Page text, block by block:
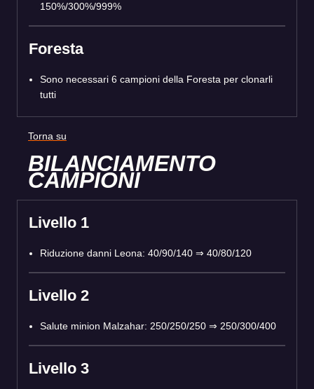
150%/300%/999%
Foresta
Sono necessari 6 campioni della Foresta per clonarli
tutti
Torna su
BILANCIAMENTO
CAMPIONI
Livello 1
Riduzione danni Leona: 40/90/140 ⇒ 40/80/120
Livello 2
Salute minion Malzahar: 250/250/250 ⇒ 250/300/400
Livello 3